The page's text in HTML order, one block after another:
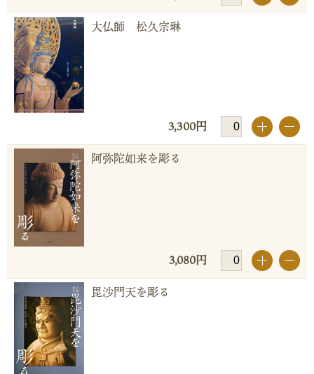
大仏師 松久宗琳
3,300円 +
阿弥陀如来を彫る
3,080円 +
毘沙門天を彫る